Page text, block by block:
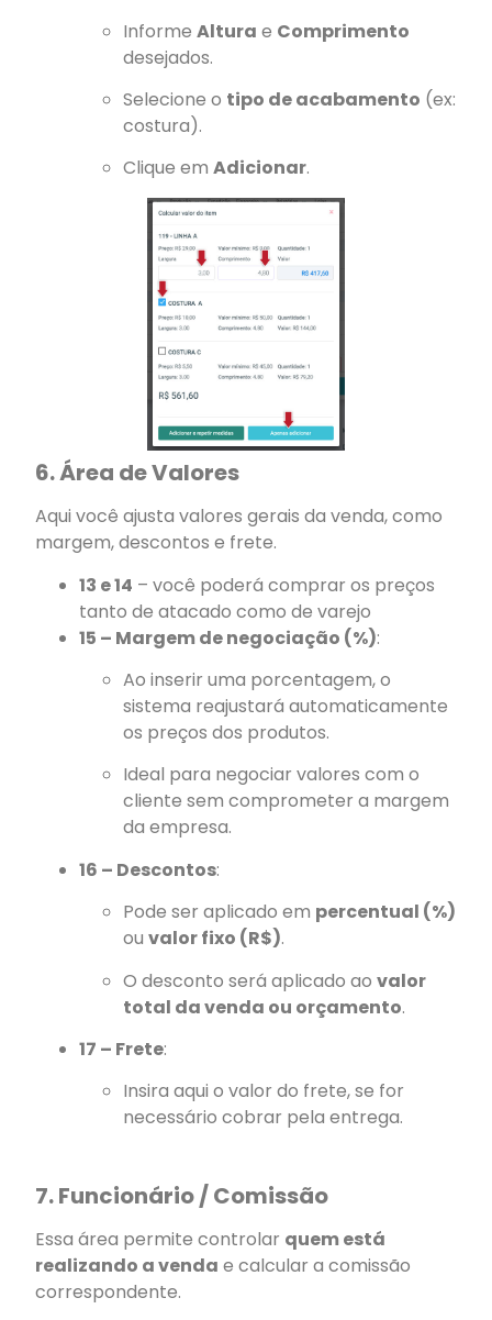
Informe Altura e Comprimento
desejados.
Selecione o tipo de acabamento (ex:
costura).
Clique em Adicionar.
6. Área de Valores
Aqui você ajusta valores gerais da venda, como
margem, descontos e frete.
13 e 14 – você poderá comprar os preços
tanto de atacado como de varejo
15 – Margem de negociação (%):
Ao inserir uma porcentagem, o
sistema reajustará automaticamente
os preços dos produtos.
Ideal para negociar valores com o
cliente sem comprometer a margem
da empresa.
16 – Descontos:
Pode ser aplicado em percentual (%)
ou valor fixo (R$).
O desconto será aplicado ao valor
total da venda ou orçamento.
17 – Frete:
Insira aqui o valor do frete, se for
necessário cobrar pela entrega.
7. Funcionário / Comissão
Essa área permite controlar quem está
realizando a venda e calcular a comissão
correspondente.